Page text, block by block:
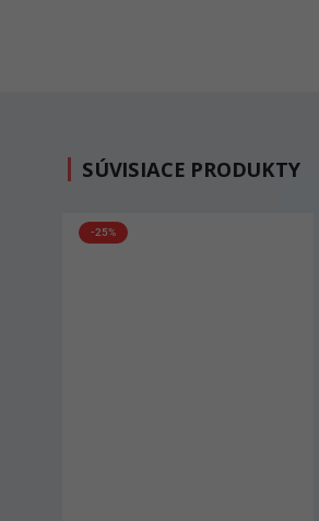
SÚVISIACE PRODUKTY
-3%